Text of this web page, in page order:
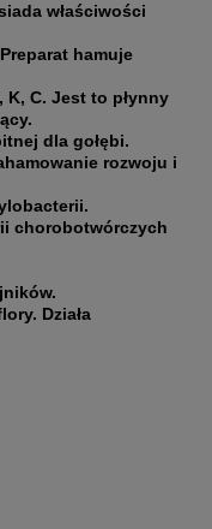
właściwości
Preparat hamuje
K, C. Jest to płynny
dla gołębi.
rozwoju i
chorobotwórczych
Działa